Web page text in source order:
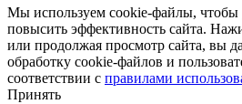
Мы используем cookie-файлы, чтобы
повысить эффективность сайта.
или продолжая просмотр сайта, вы
обработку cookie-файлов и
соответствии с правилами
Принять